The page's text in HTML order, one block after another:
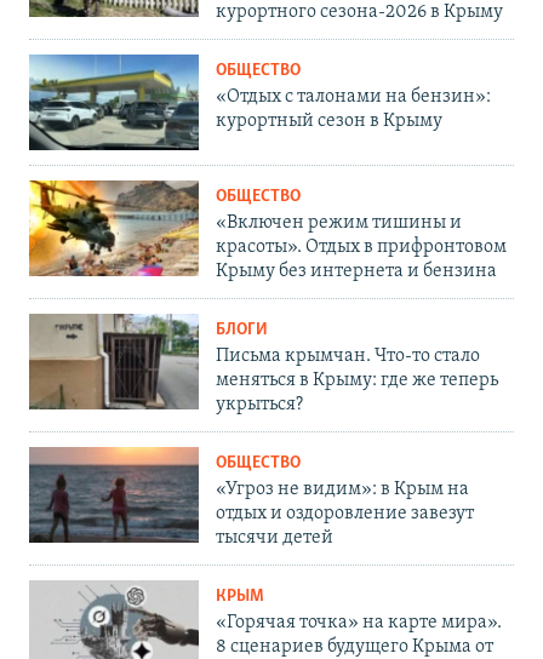
курортного сезона-2026 в Крыму
ОБЩЕСТВО
«Отдых с талонами на бензин»:
курортный сезон в Крыму
ОБЩЕСТВО
«Включен режим тишины и
красоты». Отдых в прифронтовом
Крыму без интернета и бензина
БЛОГИ
Письма крымчан. Что-то стало
меняться в Крыму: где же теперь
укрыться?
ОБЩЕСТВО
«Угроз не видим»: в Крым на
отдых и оздоровление завезут
тысячи детей
КРЫМ
«Горячая точка» на карте мира».
8 сценариев будущего Крыма от